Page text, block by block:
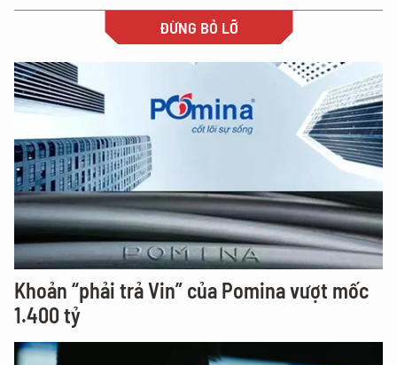
ĐỪNG BỎ LỠ
Khoản “phải trả Vin” của Pomina vượt mốc
1.400 tỷ